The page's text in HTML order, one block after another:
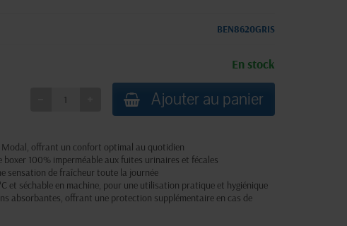
BEN8620GRIS
En stock
Ajouter au panier
Modal, offrant un confort optimal au quotidien
100% imperméable aux fuites urinaires et fécales
sensation de fraîcheur toute la journée
et séchable en machine, pour une utilisation pratique et hygiénique
absorbantes, offrant une protection supplémentaire en cas de